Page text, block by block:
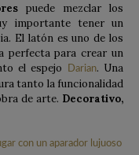
puede mezclar los
importante tener un
El latón es uno de los
perfecta para crear un
el espejo
Darian. Una
tanto la funcionalidad
de arte. Decorativo,